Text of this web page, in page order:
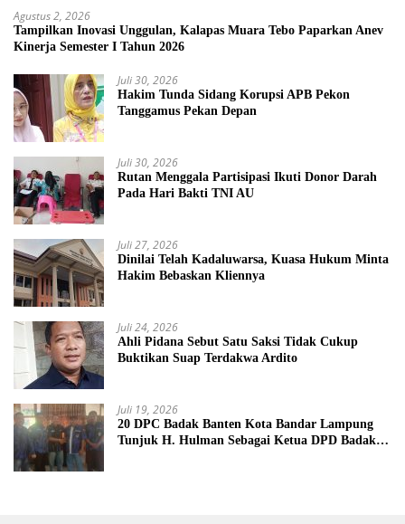
Agustus 2, 2026
Tampilkan Inovasi Unggulan, Kalapas Muara Tebo Paparkan Anev
Kinerja Semester I Tahun 2026
Juli 30, 2026
Hakim Tunda Sidang Korupsi APB Pekon
Tanggamus Pekan Depan
Juli 30, 2026
Rutan Menggala Partisipasi Ikuti Donor Darah
Pada Hari Bakti TNI AU
Juli 27, 2026
Dinilai Telah Kadaluwarsa, Kuasa Hukum Minta
Hakim Bebaskan Kliennya
Juli 24, 2026
Ahli Pidana Sebut Satu Saksi Tidak Cukup
Buktikan Suap Terdakwa Ardito
Juli 19, 2026
20 DPC Badak Banten Kota Bandar Lampung
Tunjuk H. Hulman Sebagai Ketua DPD Badak